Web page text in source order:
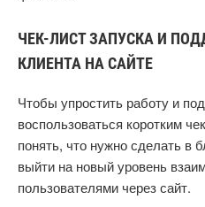
ЧЕК-ЛИСТ ЗАПУСКА И
КЛИЕНТА НА САЙТЕ
Чтобы упростить работу и
воспользоваться коротким
понять, что нужно сделать в
выйти на новый уровень
пользователями через сайт.